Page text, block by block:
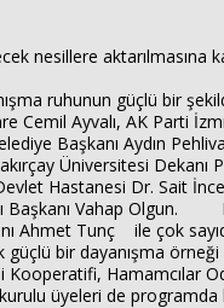
nesillere
ruhunun güçlü bir
Ayvalı, AK Parti
Başkanı Aydın
Üniversitesi
Hastanesi Dr. Sait
Başkanı Vahap
Ahmet Tunç ile çok
bir dayanışma
Hamamcılar
üyeleri de programda